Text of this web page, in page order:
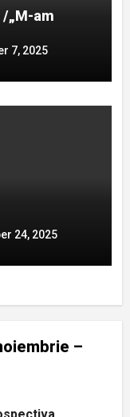
„M-am
7, 2025
24, 2025
–